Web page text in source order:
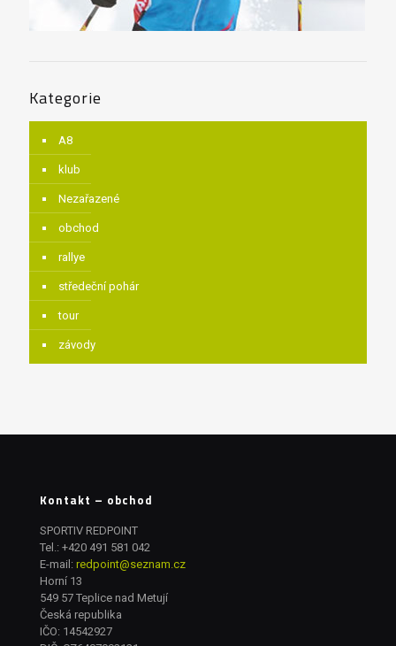
Kategorie
A8
klub
Nezařazené
obchod
rallye
středeční pohár
tour
závody
Kontakt – obchod
SPORTIV REDPOINT
Tel.: +420 491 581 042
E-mail: redpoint@seznam.cz
Horní 13
549 57 Teplice nad Metují
Česká republika
IČO: 14542927